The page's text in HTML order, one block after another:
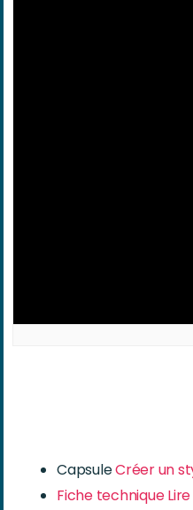
CapsuleCréer un
Fiche technique